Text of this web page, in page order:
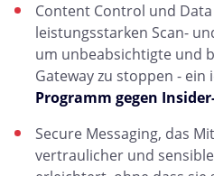
Content Control und
leistungsstarken Scan-
um unbeabsichtigte und
Gateway zu stoppen - ein
Programm gegen
Secure Messaging, das
vertraulicher und